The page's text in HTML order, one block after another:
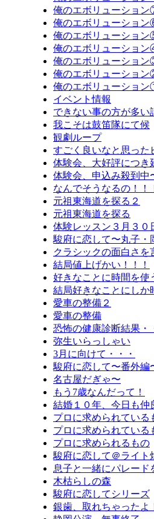
俺のエボリューショ
俺のエボリューショ
俺のエボリューショ
俺のエボリューショ
俺のエボリューショ
俺のエボリューショ
俺のエボリューショ
イベント情報
できない事の方が多い
我こそは鼓笛隊にて候
観劇ループ
すごく良いなと思った
体験会、大好評につき
体験会、申込み殺到中
なんでそうなるの！！
元祖東海道を探る２
元祖東海道を探る
体験レッスン３月３０
駿府に恋して〜丸子・
クラシックの面白さを
結局値上げかい！！！
好きなことに時間を使
結局好きなことにしか
愛車の整備２
愛車の整備
恐怖の健康診断結果・
弥生いらっしゃい
3月に向けて・・・
駿府に恋して〜番外編
名古屋だぎゃ〜
もう7歳なんだって！
結婚１０年、今日も仲
プロに求められている
プロに求められている
プロに求められるもの
駿府に恋して＠ライト
息子と一緒にパレード
木枯らしの森
駿府に恋してシリーズ
銀歯、取れちゃったよ